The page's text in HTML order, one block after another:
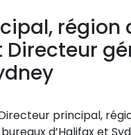
région
Directeur
principal,
d’Halifax et